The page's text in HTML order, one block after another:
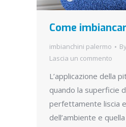
Come
imbianchini palermo
Lascia un commento
L’applicazione della
quando la superficie
perfettamente liscia
dell’ambiente e